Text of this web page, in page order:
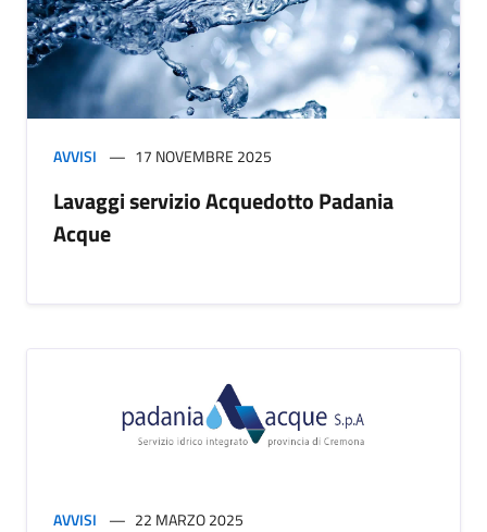
AVVISI 17 NOVEMBRE 2025
Lavaggi servizio Acquedotto Padania
Acque
AVVISI 22 MARZO 2025